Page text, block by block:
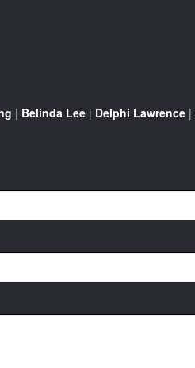
| Belinda Lee | Delphi Lawrence |